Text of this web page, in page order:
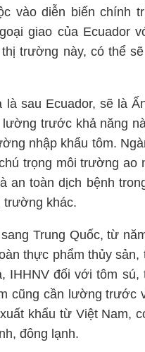
vào diễn biến chính
giao của Ecuador
trường này, có thể
sau Ecuador, sẽ là
trước khả năng
nhập khẩu tôm.
trọng môi trường
an toàn dịch bệnh
trường khác.
Trung Quốc, từ
thực phẩm thủy
IHHNV đối với tôm
cũng cần lường trước
khẩu từ Việt Nam,
đông lạnh.